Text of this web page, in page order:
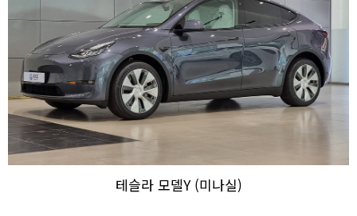
테슬라 모델Y (미나실)